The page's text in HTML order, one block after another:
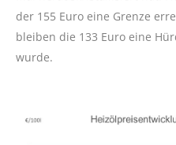
der 155 Euro eine Grenze
bleiben die 133 Euro eine
wurde.